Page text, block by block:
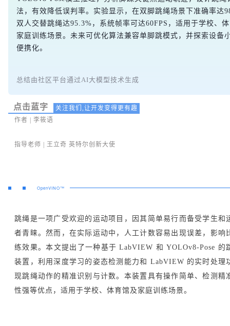
法，有效降低误判率。实验显示，在双脚跳绳场景下准确率达
双人交替跳绳达95.3%，系统帧率可达60FPS，适用于学校、
家庭训练场景。未来可优化算法兼容单脚跳模式，并探索设备
便携化。
总结由社区平台通过AI大模型技术生成
点击蓝字
关注我们,让开发变得更有趣
作者 | 李筱语
指导老师 | 王立奇 英特尔创新大使
OpenVINO™
跳绳是一项广受欢迎的运动项目，因其简单易行而备受学生和
者青睐。然而，在实际运动中，人工计数容易出现误差，影响
练效果。本文提出了一种基于 LabVIEW 和 YOLOv8-Pose 的
装置，利用深度学习的姿态检测能力和 LabVIEW 的实时处理
现跳绳动作的精准识别与计数。本装置具有操作简单、检测精
性强等优点，适用于学校、体育馆及家庭训练场景。